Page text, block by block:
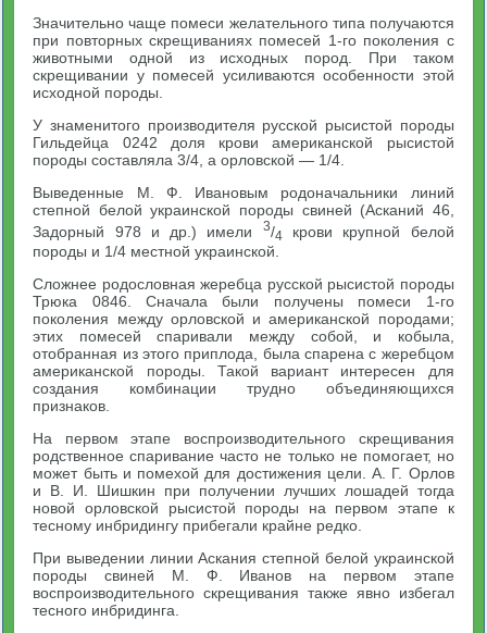
Значительно чаще помеси желательного типа получаются
при повторных скрещиваниях помесей 1-го поколения с
животными одной из исходных пород. При таком
скрещивании у помесей усиливаются особенности этой
исходной породы.
У знаменитого производителя русской рысистой породы
Гильдейца 0242 доля крови американской рысистой
породы составляла 3/4, а орловской — 1/4.
Выведенные М. Ф. Ивановым родоначальники линий
степной белой украинской породы свиней (Асканий 46,
Задорный 978 и др.) имели
3/4
крови крупной белой
породы и 1/4 местной украинской.
Сложнее родословная жеребца русской рысистой породы
Трюка 0846. Сначала были получены помеси 1-го
поколения между орловской и американской породами;
этих помесей спаривали между собой, и кобыла,
отобранная из этого приплода, была спарена с жеребцом
американской породы. Такой вариант интересен для
создания комбинации трудно объединяющихся
признаков.
На первом этапе воспроизводительного скрещивания
родственное спаривание часто не только не помогает, но
может быть и помехой для достижения цели. А. Г. Орлов
и В. И. Шишкин при получении лучших лошадей тогда
новой орловской рысистой породы на первом этапе к
тесному инбридингу прибегали крайне редко.
При выведении линии Аскания степной белой украинской
породы свиней М. Ф. Иванов на первом этапе
воспроизводительного скрещивания также явно избегал
тесного инбридинга.